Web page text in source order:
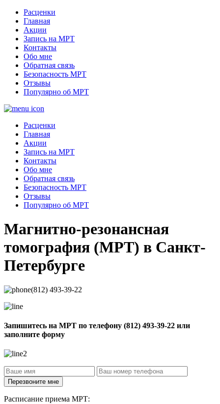
Расценки
Главная
Акции
Запись на МРТ
Контакты
Обо мне
Обратная связь
Безопасность МРТ
Отзывы
Популярно об МРТ
Расценки
Главная
Акции
Запись на МРТ
Контакты
Обо мне
Обратная связь
Безопасность МРТ
Отзывы
Популярно об МРТ
Магнитно-резонансная
томография (МРТ) в Санкт-
Петербурге
(812) 493-39-22
Запишитесь на МРТ по телефону (812) 493-39-22 или
заполните форму
Расписание приема МРТ: